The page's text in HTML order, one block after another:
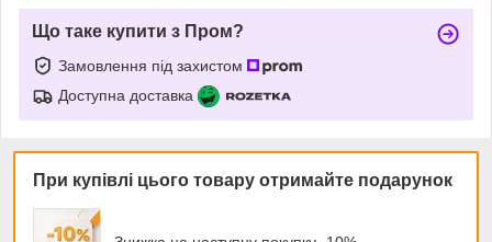
Що таке купити з Пром?
Замовлення під захистом
Доступна доставка
При купівлі цього товару отримайте подарунок